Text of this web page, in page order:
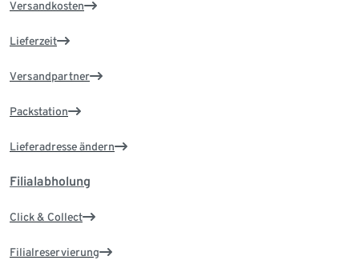
Versandkosten
Lieferzeit
Versandpartner
Packstation
Lieferadresse ändern
Filialabholung
Click & Collect
Filialreservierung